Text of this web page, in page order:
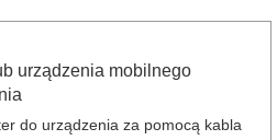
urządzenia mobilnego
do urządzenia za pomocą kabla